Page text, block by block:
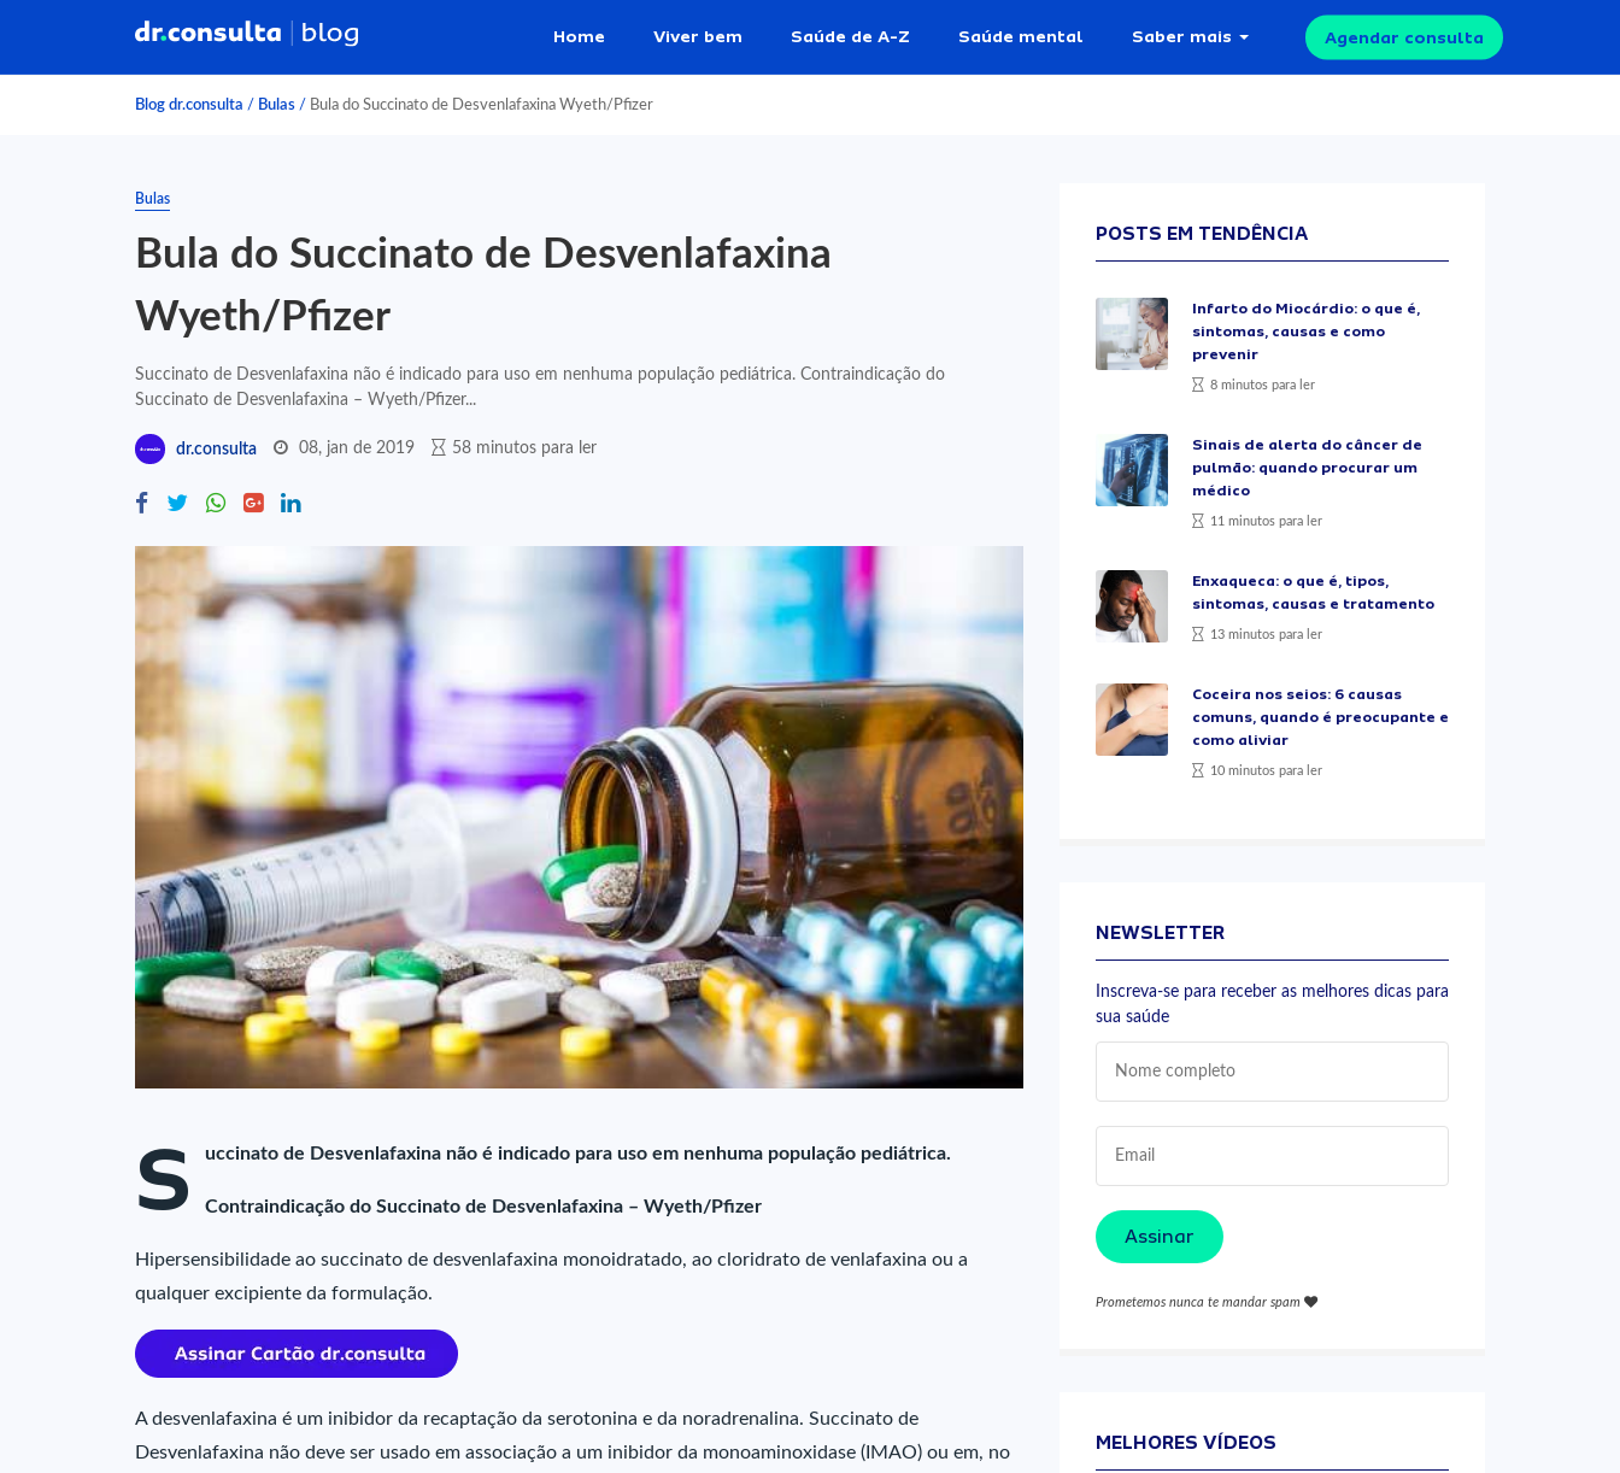
Home Viver bem Saúde de A-Z Saúde mental Saber mais Agendar consulta
Blog dr.consulta / Bulas / Bula do Succinato de Desvenlafaxina Wyeth/Pfizer
Bulas
Bula do Succinato de Desvenlafaxina
Wyeth/Pfizer
Succinato de Desvenlafaxina não é indicado para uso em nenhuma população pediátrica. Contraindicação do
Succinato de Desvenlafaxina – Wyeth/Pfizer...
dr.consulta 08, jan de 2019 58 minutos para ler
S uccinato de Desvenlafaxina não é indicado para uso em nenhuma população pediátrica.
Contraindicação do Succinato de Desvenlafaxina – Wyeth/Pfizer
Hipersensibilidade ao succinato de desvenlafaxina monoidratado, ao cloridrato de venlafaxina ou a
qualquer excipiente da formulação.
A desvenlafaxina é um inibidor da recaptação da serotonina e da noradrenalina. Succinato de
Desvenlafaxina não deve ser usado em associação a um inibidor da monoaminoxidase (IMAO) ou em, no
POSTS EM TENDÊNCIA
Infarto do Miocárdio: o que é,
sintomas, causas e como
prevenir
8 minutos para ler
Sinais de alerta do câncer de
pulmão: quando procurar um
médico
11 minutos para ler
Enxaqueca: o que é, tipos,
sintomas, causas e tratamento
13 minutos para ler
Coceira nos seios: 6 causas
comuns, quando é preocupante e
como aliviar
10 minutos para ler
NEWSLETTER
Inscreva-se para receber as melhores dicas para
sua saúde
Assinar
Prometemos nunca te mandar spam
MELHORES VÍDEOS